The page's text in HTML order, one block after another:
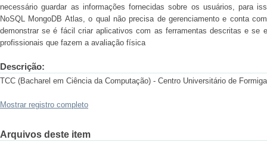
necessário guardar as informações fornecidas sobre os usuários, para
NoSQL MongoDB Atlas, o qual não precisa de gerenciamento e conta
demonstrar se é fácil criar aplicativos com as ferramentas descritas e se
profissionais que fazem a avaliação física
Descrição:
TCC (Bacharel em Ciência da Computação) - Centro Universitário de
Mostrar registro completo
Arquivos deste item